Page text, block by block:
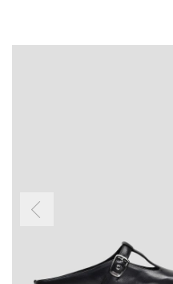
Для неї